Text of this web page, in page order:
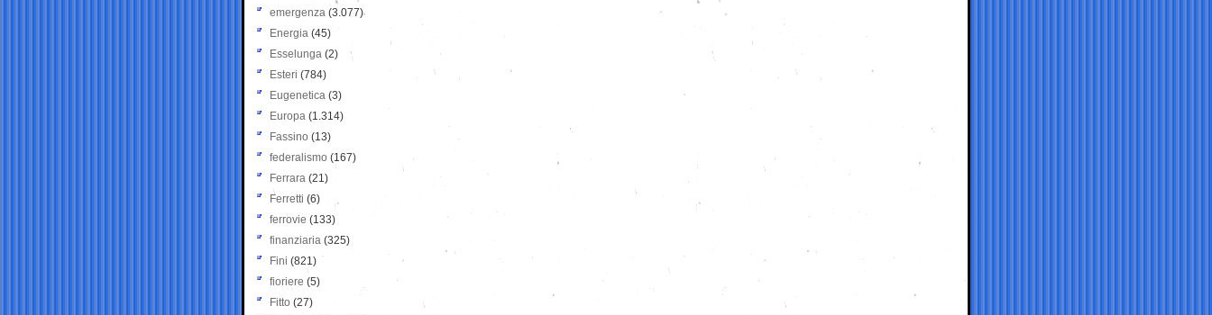
emergenza (3.077)
Energia (45)
Esselunga (2)
Esteri (784)
Eugenetica (3)
Europa (1.314)
Fassino (13)
federalismo (167)
Ferrara (21)
Ferretti (6)
ferrovie (133)
finanziaria (325)
Fini (821)
fioriere (5)
Fitto (27)